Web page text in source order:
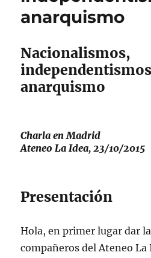
anarquismo
Nacionalismos,
anarquismo
Charla en Madrid
Ateneo La Idea, 23/10/2015
Presentación
Hola, en primer lugar dar
compañeros del Ateneo La